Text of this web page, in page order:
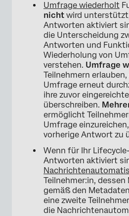
Umfrage wiederholt
nicht wird
Antworten aktiviert
die Unterscheidung
Antworten und
Wiederholung von
verstehen. Umfrage
Teilnehmern
Umfrage erneut
ihre zuvor
überschreiben.
ermöglicht
Umfrage
vorherige Antwort zu
Wenn für Ihr
Antworten aktiviert
Teilnehmer:in,
gemäß den
eine zweite
die